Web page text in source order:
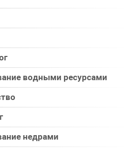
водными ресурсами
недрами